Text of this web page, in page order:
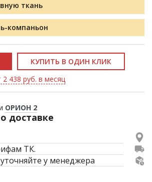
ткань
компаньон
КУПИТЬ В ОДИН КЛИК
2 438 руб. в месяц
ОРИОН 2
доставке
ТК.
у менеджера